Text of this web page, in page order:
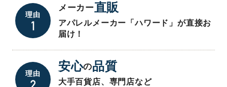
理由
メーカー直販
アパレルメーカー「ハワード」が直接お
届け！
理由
安心の品質
大手百貨店、専門店など